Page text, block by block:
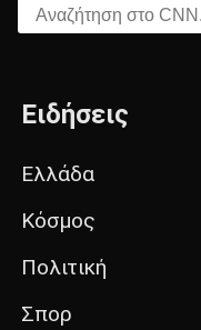
Αναζήτηση στο CNN.gr
Ειδήσεις
Ελλάδα
Κόσμος
Πολιτική
Σπορ